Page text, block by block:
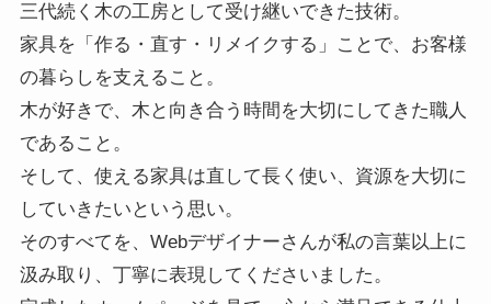
三代続く木の工房として受け継いできた技術。
家具を「作る・直す・リメイクする」ことで、お客様
の暮らしを支えること。
木が好きで、木と向き合う時間を大切にしてきた職人
であること。
そして、使える家具は直して長く使い、資源を大切に
していきたいという思い。
そのすべてを、Webデザイナーさんが私の言葉以上に
汲み取り、丁寧に表現してくださいました。